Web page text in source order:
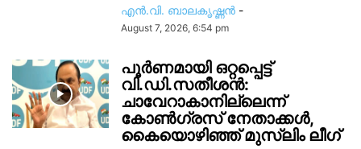
എൻ.വി. ബാലകൃഷ്ണൻ -
August 7, 2026, 6:54 pm
പൂർണമായി ഒറ്റപ്പെട്ട്
വി.ഡി.സതീശൻ:
ചാവേറാകാനില്ലെന്ന്
കോൺഗ്രസ് നേതാക്കൾ,
കൈയൊഴിഞ്ഞ് മുസ്ലിം ലീഗ്